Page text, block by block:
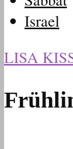
Israel
LISA